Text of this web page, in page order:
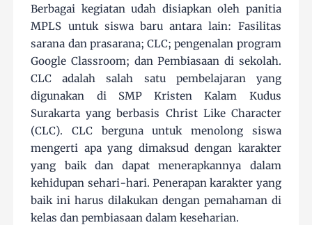
Berbagai kegiatan udah disiapkan oleh panitia
MPLS untuk siswa baru antara lain: Fasilitas
sarana dan prasarana; CLC; pengenalan program
Google Classroom; dan Pembiasaan di sekolah.
CLC adalah salah satu pembelajaran yang
digunakan di SMP Kristen Kalam Kudus
Surakarta yang berbasis Christ Like Character
(CLC). CLC berguna untuk menolong siswa
mengerti apa yang dimaksud dengan karakter
yang baik dan dapat menerapkannya dalam
kehidupan sehari-hari. Penerapan karakter yang
baik ini harus dilakukan dengan pemahaman di
kelas dan pembiasaan dalam keseharian.